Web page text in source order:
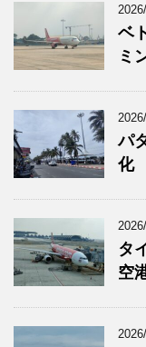
ベ
ミ
パ
化
タ
空